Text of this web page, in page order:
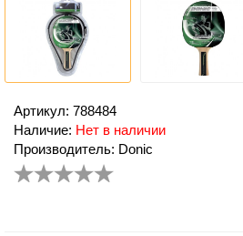
Артикул: 788484
Наличие: Нет в наличии
Производитель: Donic